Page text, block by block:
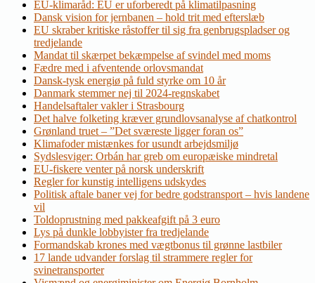
EU-klimaråd: EU er uforberedt på klimatilpasning
Dansk vision for jernbanen – hold trit med efterslæb
EU skraber kritiske råstoffer til sig fra genbrugspladser og
tredjelande
Mandat til skærpet bekæmpelse af svindel med moms
Fædre med i afventende orlovsmandat
Dansk-tysk energiø på fuld styrke om 10 år
Danmark stemmer nej til 2024-regnskabet
Handelsaftaler vakler i Strasbourg
Det halve folketing kræver grundlovsanalyse af chatkontrol
Grønland truet – ”Det sværeste ligger foran os”
Klimafoder mistænkes for usundt arbejdsmiljø
Sydslesviger: Orbán har greb om europæiske mindretal
EU-fiskere venter på norsk underskrift
Regler for kunstig intelligens udskydes
Politisk aftale baner vej for bedre godstransport – hvis landene
vil
Toldoprustning med pakkeafgift på 3 euro
Lys på dunkle lobbyister fra tredjelande
Formandskab krones med vægtbonus til grønne lastbiler
17 lande udvander forslag til strammere regler for
svinetransporter